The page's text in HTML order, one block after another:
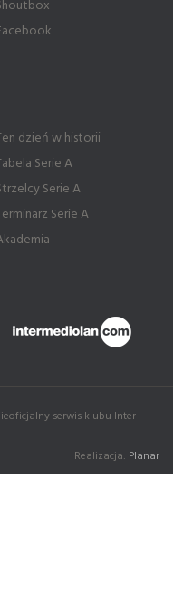
dzień w historii
Serie A
Serie A
Serie A
serwis klubu Inter
Realizacja: Planar